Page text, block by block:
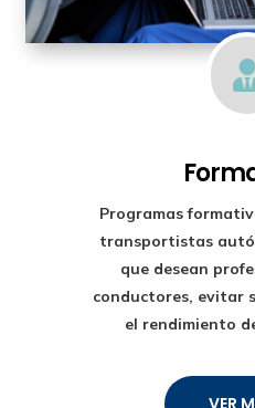
Programas
transportistas
que desean
conductores, evitar
el rendimiento
VER